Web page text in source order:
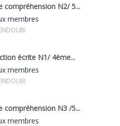
compréhension N2/ 5...
membres
écrite N1/ 4ème...
membres
compréhension N3 /5...
membres